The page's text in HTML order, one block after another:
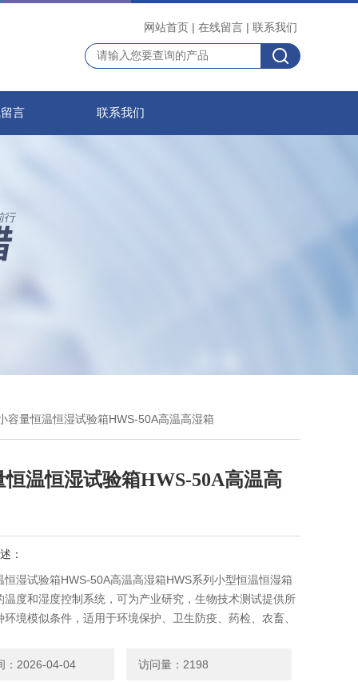
网站首页 | 在线留言 | 联系我们
言 联系我们
容量恒温恒湿试验箱HWS-50A高温高湿箱
恒温恒湿试验箱HWS-50A高温高
：
恒湿试验箱HWS-50A高温高湿箱HWS系列小型恒温恒湿箱
温度和湿度控制系统，可为产业研究，生物技术测试提供所
环境模似条件，适用于环境保护、卫生防疫、药检、农畜、
温恒湿设备。
：2026-04-04 访问量：2198